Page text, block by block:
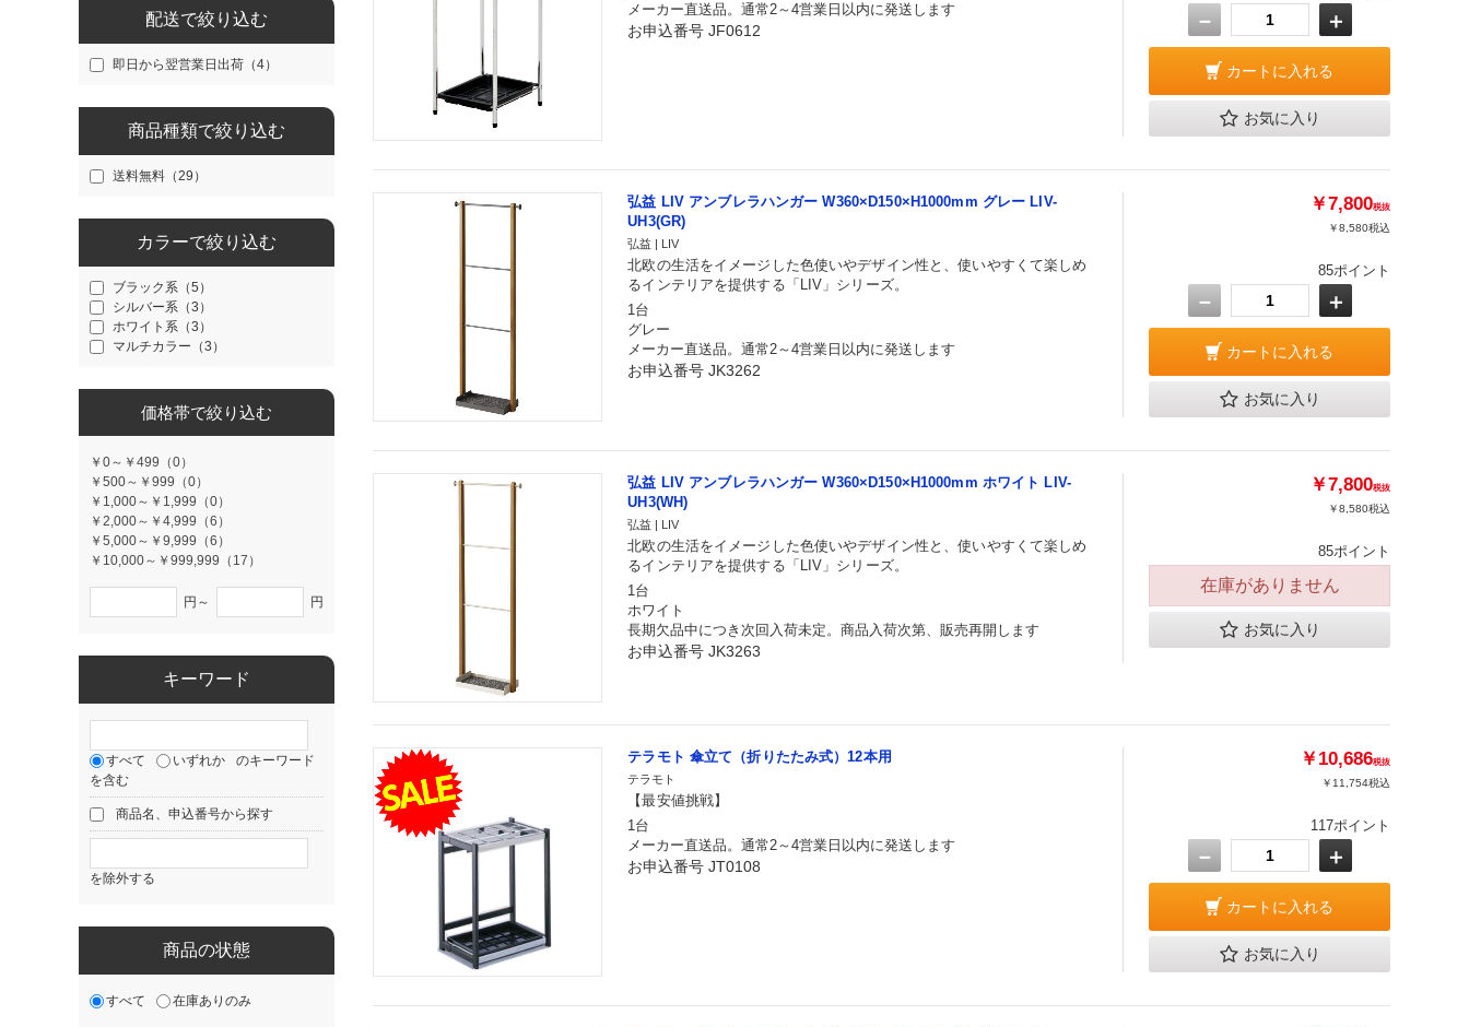
配送で絞り込む
即日から翌営業日出荷（4）
商品種類で絞り込む
送料無料（29）
カラーで絞り込む
ブラック系（5）
シルバー系（3）
ホワイト系（3）
マルチカラー（3）
価格帯で絞り込む
￥0～￥499（0）
￥500～￥999（0）
￥1,000～￥1,999（0）
￥2,000～￥4,999（6）
￥5,000～￥9,999（6）
￥10,000～￥999,999（17）
円～ 円
キーワード
すべて いずれか
のキーワード
を含む
商品名、申込番号から探す
を除外する
商品の状態
すべて 在庫ありのみ
メーカー直送品。通常2～4営業日以内に発送します
お申込番号 JF0612 － ＋
カートに入れる
お気に入り
弘益 LIV アンブレラハンガー W360×D150×H1000mm グレー LIV-
UH3(GR)
弘益 | LIV
北欧の生活をイメージした色使いやデザイン性と、使いやすくて楽しめ
るインテリアを提供する「LIV」シリーズ。
1台
グレー
メーカー直送品。通常2～4営業日以内に発送します
お申込番号 JK3262
￥7,800税抜
￥8,580税込
85ポイント
－ ＋
カートに入れる
お気に入り
弘益 LIV アンブレラハンガー W360×D150×H1000mm ホワイト LIV-
UH3(WH)
弘益 | LIV
北欧の生活をイメージした色使いやデザイン性と、使いやすくて楽しめ
るインテリアを提供する「LIV」シリーズ。
1台
ホワイト
長期欠品中につき次回入荷未定。商品入荷次第、販売再開します
お申込番号 JK3263
￥7,800税抜
￥8,580税込
85ポイント
在庫がありません
お気に入り
テラモト 傘立て（折りたたみ式）12本用
テラモト
【最安値挑戦】
1台
メーカー直送品。通常2～4営業日以内に発送します
お申込番号 JT0108
￥10,686税抜
￥11,754税込
117ポイント
－ ＋
カートに入れる
お気に入り